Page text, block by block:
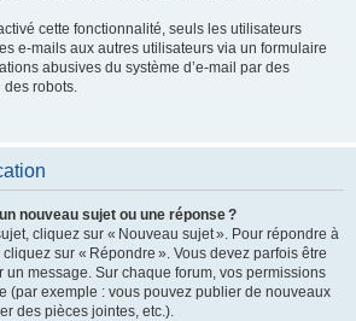
cette fonctionnalité, seuls les utilisateurs
e-mails aux autres utilisateurs via un formulaire
abusives du système d’e-mail par des
des robots.
nouveau sujet ou une réponse ?
cliquez sur « Nouveau sujet ». Pour répondre à
sur « Répondre ». Vous devez parfois être
message. Sur chaque forum, vos permissions
(par exemple : vous pouvez publier de nouveaux
des pièces jointes, etc.).